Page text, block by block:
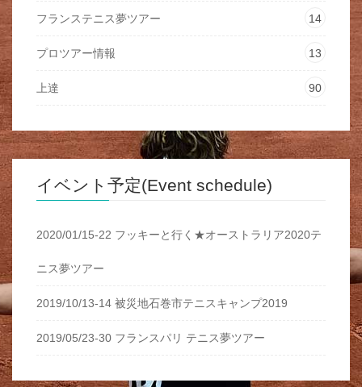
フランステニス夢ツアー 14
プロツアー情報 13
上達 90
イベント予定(Event schedule)
2020/01/15-22 フッキーと行く★オーストラリア2020テ
ニス夢ツアー
2019/10/13-14 被災地石巻市テニスキャンプ2019
2019/05/23-30 フランスパリ テニス夢ツアー